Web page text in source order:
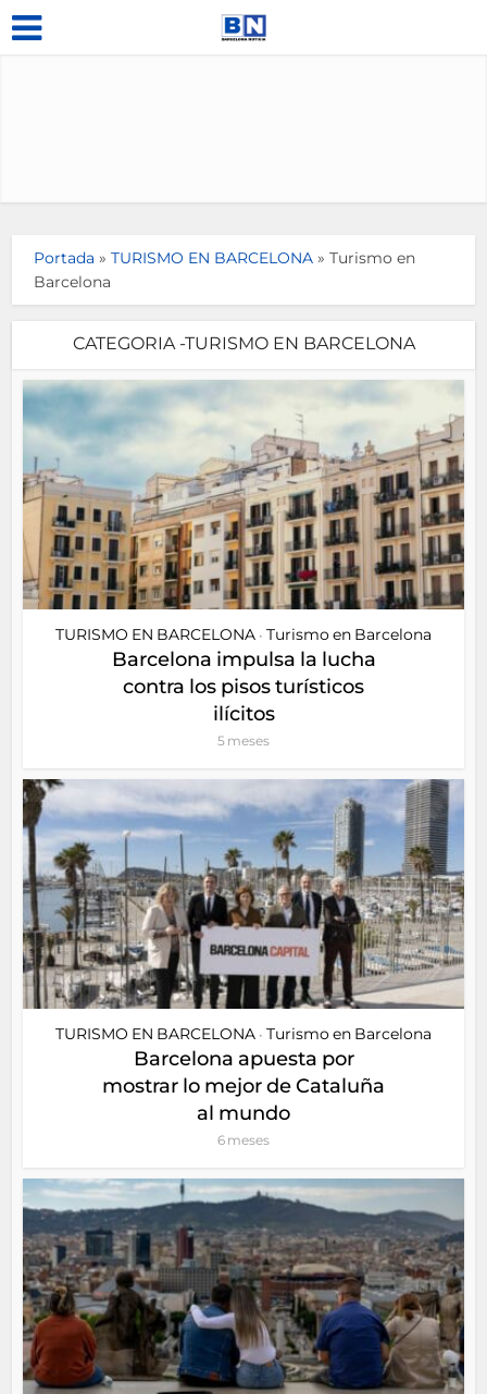
Portada »TURISMO EN BARCELONA »Turismo en
Barcelona
CATEGORIA -TURISMO EN BARCELONA
TURISMO EN BARCELONA • Turismo en Barcelona
Barcelona impulsa la lucha
contra los pisos turísticos
ilícitos
5 meses
TURISMO EN BARCELONA • Turismo en Barcelona
Barcelona apuesta por
mostrar lo mejor de Cataluña
al mundo
6 meses